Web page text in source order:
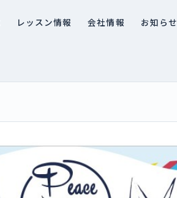
レッスン情報 会社情報 お知らせ